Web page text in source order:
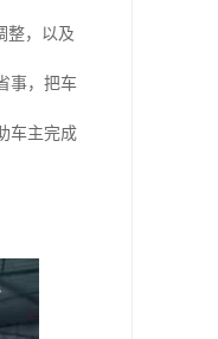
整，以及
事，把车
车主完成